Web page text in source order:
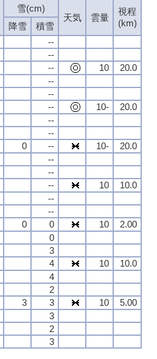
雪(cm)
天気
雲量
視程
(km)
降雪
積雪
--
--
-- 10
20.0
--
--
-- 10-
20.0
--
--
0 -- 10-
20.0
--
--
-- 10
10.0
--
--
0 0 10
2.00
0
3
4 10
10.0
4
2
3 3 10
5.00
3
2
3